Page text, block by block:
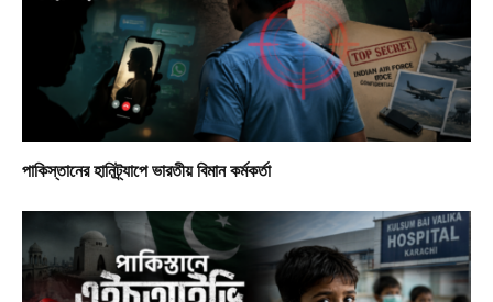
পাকিস্তানের হানিট্র্যাপে ভারতীয় বিমান কর্মকর্তা